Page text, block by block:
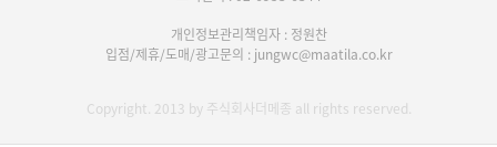
개인정보관리책임자 : 정원찬
입점/제휴/도매/광고문의 : jungwc@maatila.co.kr
Copyright. 2013 by 주식회사더메종 all rights reserved.